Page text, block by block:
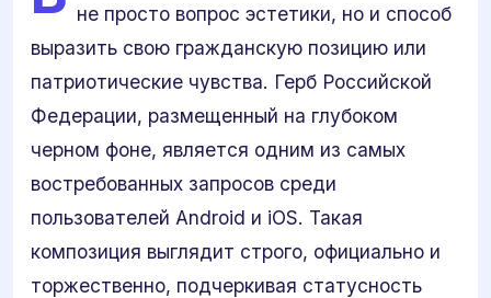
не просто вопрос эстетики, но и способ
выразить свою гражданскую позицию или
патриотические чувства. Герб Российской
Федерации, размещенный на глубоком
черном фоне, является одним из самых
востребованных запросов среди
пользователей Android и iOS. Такая
композиция выглядит строго, официально и
торжественно, подчеркивая статусность